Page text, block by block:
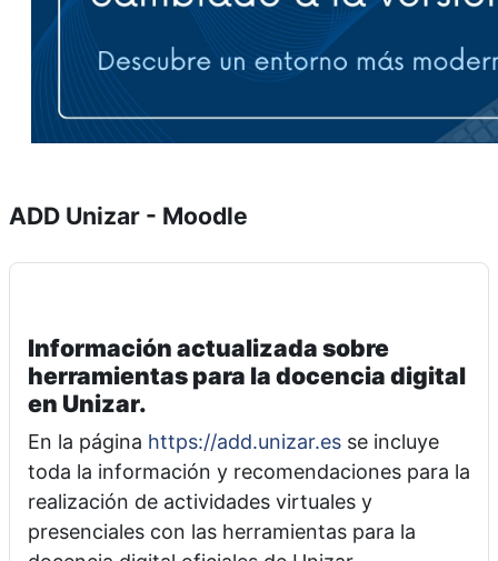
ADD Unizar - Moodle
Información actualizada sobre
herramientas para la docencia digital
en Unizar.
En la página https://add.unizar.es se incluye
toda la información y recomendaciones para la
realización de actividades virtuales y
presenciales con las herramientas para la